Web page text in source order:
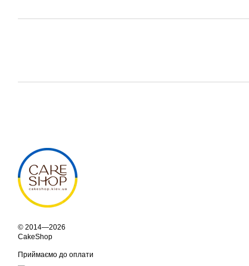
© 2014—2026
CakeShop
Приймаємо до оплати